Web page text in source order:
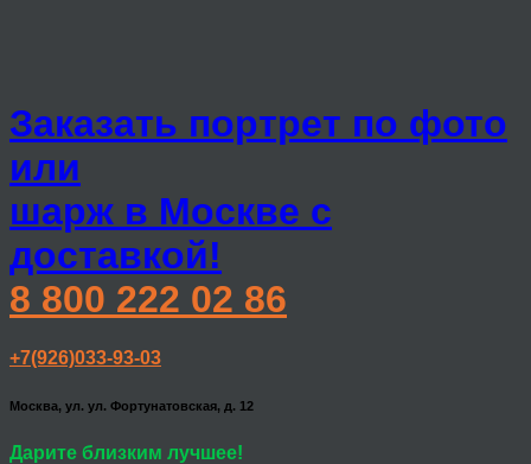
Заказать портрет по фото
или
шарж в Москве с
доставкой!
8 800 222 02 86
+7(926)033-93-03
Москва, ул. ул. Фортунатовская, д. 12
Дарите близким лучшее!